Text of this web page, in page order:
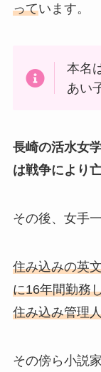
っています。
本名
あい
長崎の活水女
は戦争により
その後、女手
住み込みの英
に16年間勤務
住み込み管理
その傍ら小説